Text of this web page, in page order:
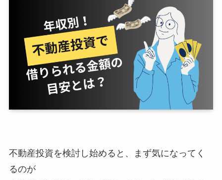
不動産投資を検討し始めると、まず気になってく
るのが